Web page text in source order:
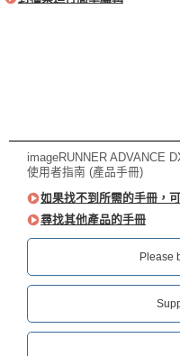
imageRUNNER ADVANCE
使用者指南 (產品手冊)
如果找不到所需的手冊，
尋找其他產品的手冊
Please